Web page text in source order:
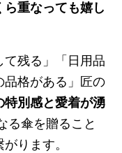
ら重なっても嬉し
て残る」「日用品
品格がある」匠の
特別感と愛着が湧
る傘を贈ること
ります。